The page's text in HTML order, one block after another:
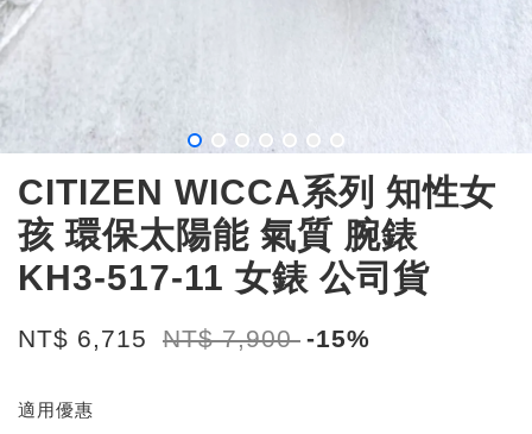
CITIZEN WICCA系列 知性女
孩 環保太陽能 氣質 腕錶
KH3-517-11 女錶 公司貨
NT$ 6,715 NT$ 7,900 -15%
適用優惠